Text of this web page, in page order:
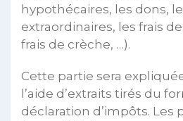
hypothécaires, les dons,
extraordinaires, les frais
frais de crèche, …).
Cette partie sera
l’aide d’extraits tirés du
déclaration d’impôts. Les